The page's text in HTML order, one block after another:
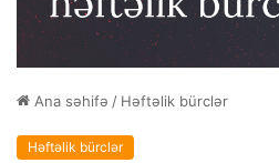
Ana səhifə / Həftəlik bürclər
Həftəlik bürclər